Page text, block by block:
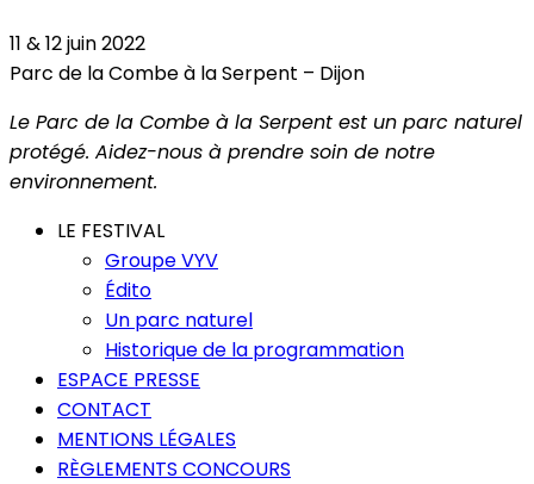
11 & 12 juin 2022
Parc de la Combe à la Serpent – Dijon
Le Parc de la Combe à la Serpent est un parc naturel
protégé. Aidez-nous à prendre soin de notre
environnement.
LE FESTIVAL
Groupe VYV
Édito
Un parc naturel
Historique de la programmation
ESPACE PRESSE
CONTACT
MENTIONS LÉGALES
RÈGLEMENTS CONCOURS